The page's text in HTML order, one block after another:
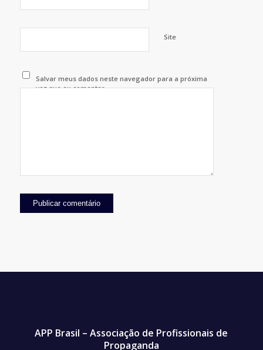
Site
Salvar meus dados neste navegador para a próxima
vez que eu comentar.
APP Brasil – Associação de Profissionais de
Propaganda